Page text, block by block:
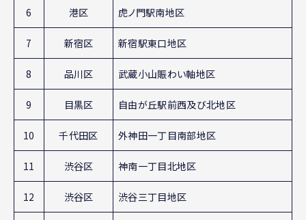
6 港区 虎ノ門駅南地区
7 新宿区 新宿駅東口地区
8 品川区 武蔵小山賑わい軸地区
9 目黒区 自由が丘駅前西及び北地区
10 千代田区 外神田一丁目南部地区
11 渋谷区 神南一丁目北地区
12 渋谷区 渋谷三丁目地区